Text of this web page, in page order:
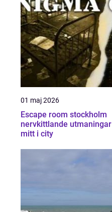
01 maj 2026
Escape room stockholm
nervkittlande utmaningar
mitt i city